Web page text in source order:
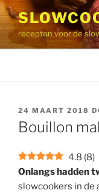
Ga
naar
de
inhoud
recepten voor de
GEPLAATST
OP
24 MAART 2018
Bouillon
4.8 (8)
Onlangs hadden
slowcookers in de